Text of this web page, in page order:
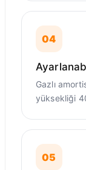
04
Gazlı
yüksekliği
05